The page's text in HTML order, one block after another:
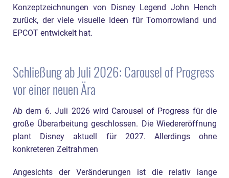
Konzeptzeichnungen von Disney Legend John Hench
zurück, der viele visuelle Ideen für Tomorrowland und
EPCOT entwickelt hat.
Schließung ab Juli 2026: Carousel of Progress
vor einer neuen Ära
Ab dem 6. Juli 2026 wird Carousel of Progress für die
große Überarbeitung geschlossen. Die Wiedereröffnung
plant Disney aktuell für 2027. Allerdings ohne
konkreteren Zeitrahmen
Angesichts der Veränderungen ist die relativ lange